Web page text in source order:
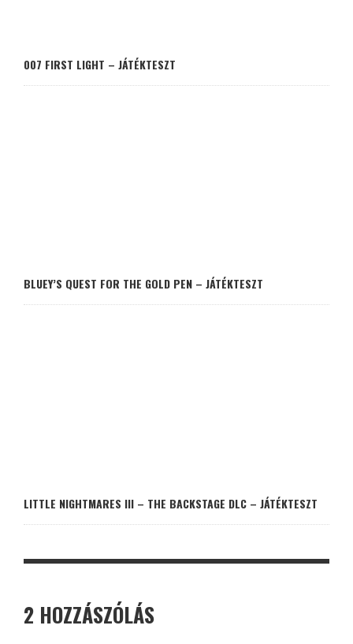
007 FIRST LIGHT – JÁTÉKTESZT
BLUEY’S QUEST FOR THE GOLD PEN – JÁTÉKTESZT
LITTLE NIGHTMARES III – THE BACKSTAGE DLC – JÁTÉKTESZT
2 HOZZÁSZÓLÁS